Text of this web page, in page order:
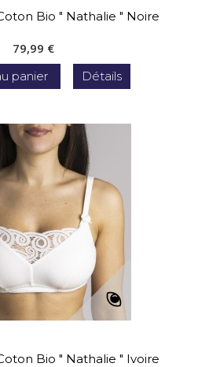
Bio " Nathalie " Noire
79,99 €
panier Détails
Bio " Nathalie " Ivoire